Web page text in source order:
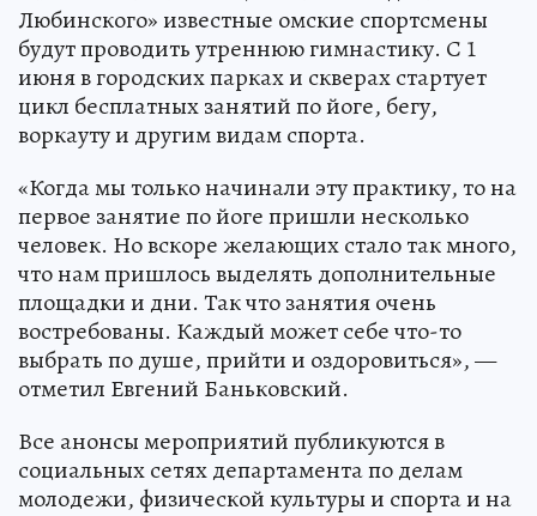
Любинского» известные омские спортсмены
будут проводить утреннюю гимнастику. С 1
июня в городских парках и скверах стартует
цикл бесплатных занятий по йоге, бегу,
воркауту и другим видам спорта.
«Когда мы только начинали эту практику, то на
первое занятие по йоге пришли несколько
человек. Но вскоре желающих стало так много,
что нам пришлось выделять дополнительные
площадки и дни. Так что занятия очень
востребованы. Каждый может себе что-то
выбрать по душе, прийти и оздоровиться», —
отметил Евгений Баньковский.
Все анонсы мероприятий публикуются в
социальных сетях департамента по делам
молодежи, физической культуры и спорта и на